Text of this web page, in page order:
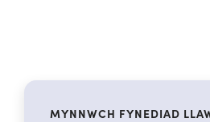
MYNNWCH FYNEDIAD